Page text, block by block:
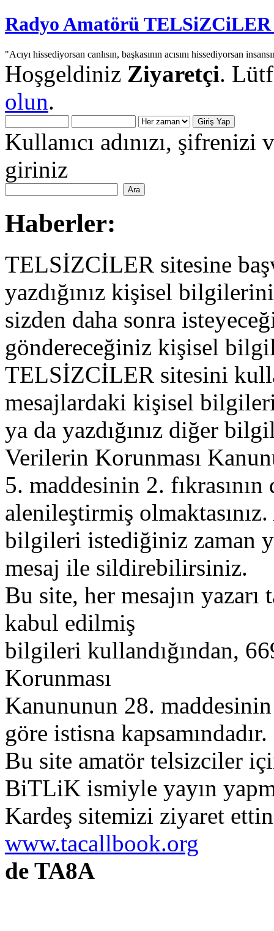
Radyo Amatörü
"Acıyı hissediyorsan canlısın, başkasının acısını hissediyorsan
Hoşgeldiniz Ziyaretçi.
olun.
Kullanıcı adınızı,
giriniz
Haberler:
TELSİZCİLER sitesine
yazdığınız kişisel
sizden daha sonra
göndereceğiniz kişisel
TELSİZCİLER sitesini
mesajlardaki kişisel
ya da yazdığınız diğer
Verilerin Korunması
5. maddesinin 2.
alenileştirmiş
bilgileri istediğiniz zaman
mesaj ile sildirebilirsiniz.
Bu site, her mesajın
kabul edilmiş
bilgileri kullandığından,
Korunması
Kanununun 28. maddesinin
göre istisna kapsamındadır.
Bu site amatör telsizciler
BiTLiK ismiyle yayın
Kardeş sitemizi ziyaret
www.tacallbook.org
de TA8A